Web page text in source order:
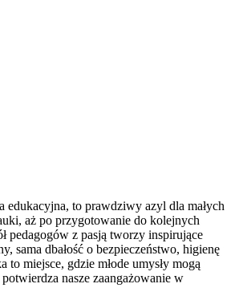
to prawdziwy azyl dla małych
aż po przygotowanie do kolejnych
pedagogów z pasją tworzy inspirujące
sama dbałość o bezpieczeństwo, higienę
miejsce, gdzie młode umysły mogą
nasze zaangażowanie w